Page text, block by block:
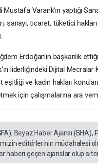
Mustafa Varank’ın yaptığı
sanayi, ticaret, tüketici
Erdoğan’ın başkanlık
liderliğindeki Dijital
ve kadın hakları
için çalışmalarına ara
Beyaz Haber Ajansı (BHA),
editörlerinin müdahalesi
haberi geçen ajanslar olup